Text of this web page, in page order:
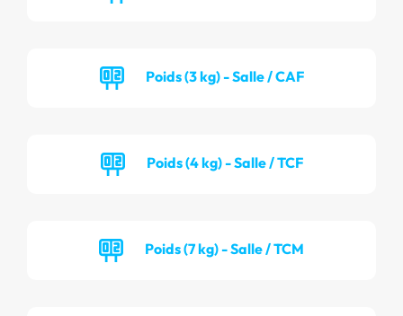
Poids (3 kg) - Salle / CAF
Poids (4 kg) - Salle / TCF
Poids (7 kg) - Salle / TCM